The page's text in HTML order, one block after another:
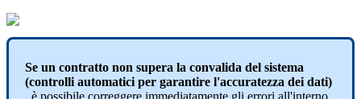
Se un contratto non supera la convalida del sistema
(controlli automatici per garantire l'accuratezza dei dati)